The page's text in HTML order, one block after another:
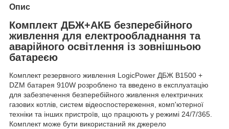
Опис
Комплект ДБЖ+АКБ безперебійного
живлення для електрообладнання та
аварійного освітлення із зовнішньою
батареєю
Комплект резервного живлення LogicPower ДБЖ B1500 +
DZM батарея 910W розроблено та введено в експлуатацію
для забезпечення безперебійного живлення електричних
газових котлів, систем відеоспостереження, комп'ютерної
техніки та інших пристроїв, що працюють у режимі 24/7/365.
Комплект може бути використаний як джерело